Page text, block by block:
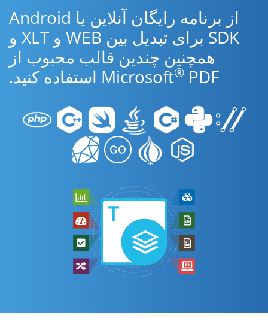
از برنامه رایگان آنلاین یا Android
SDK برای تبدیل بین WEB و XLT و
همچنین چندین قالب محبوب از
Microsoft® PDF استفاده کنید.